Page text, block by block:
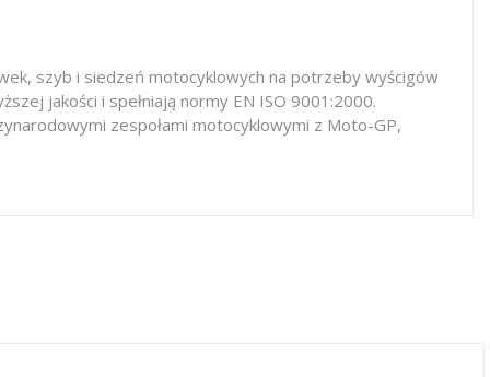
szyb i siedzeń motocyklowych na potrzeby wyścigów
jakości i spełniają normy EN ISO 9001:2000.
zespołami motocyklowymi z Moto-GP,